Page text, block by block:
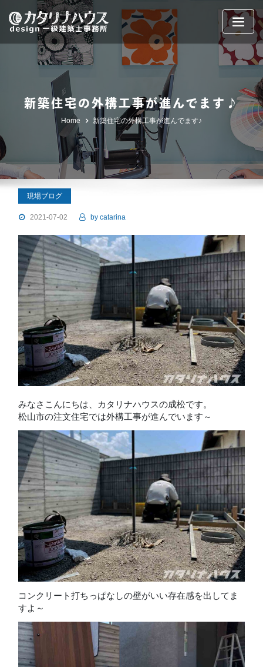
content
新築住宅の外構工事が進んでます♪
Home 新築住宅の外構工事が進んでます♪
現場ブログ
2021-07-02 by catarina
みなさこんにちは、カタリナハウスの成松です。
松山市の注文住宅では外構工事が進んでいます～
コンクリート打ちっぱなしの壁がいい存在感を出してま
すよ～